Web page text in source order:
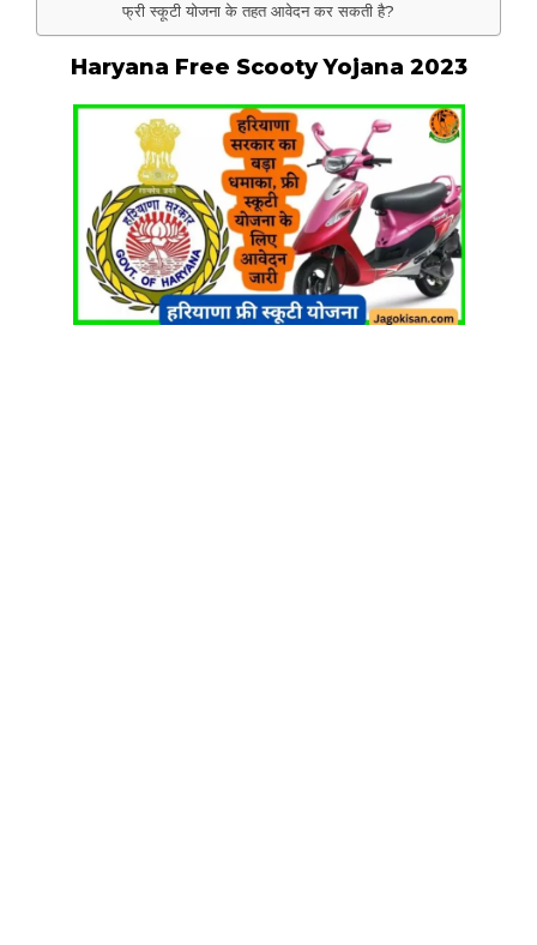
फ्री स्कूटी योजना के तहत आवेदन कर सकती है?
Haryana Free Scooty Yojana 2023